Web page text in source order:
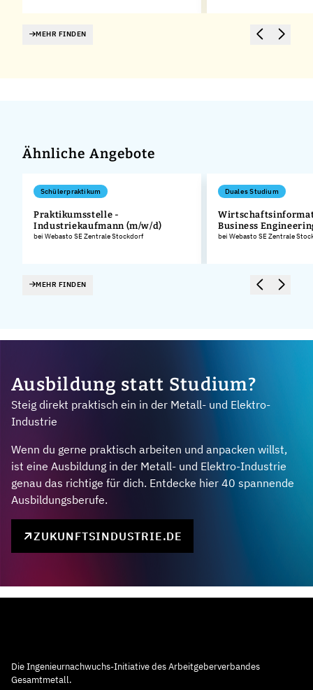
MEHR FINDEN
Ähnliche Angebote
Schülerpraktikum
Praktikumsstelle -
Industriekaufmann (m/w/d)
bei Webasto SE Zentrale Stockdorf
Duales Studium
Business
bei Webasto SE Zentrale
MEHR FINDEN
Ausbildung statt Studium?
Steig direkt praktisch ein in der Metall- und Elektro-
Industrie
Wenn du gerne praktisch arbeiten und anpacken willst,
ist eine Ausbildung in der Metall- und Elektro-Industrie
genau das richtige für dich. Entdecke hier 40 spannende
Ausbildungsberufe.
ZUKUNFTSINDUSTRIE.DE
Die Ingenieurnachwuchs-Initiative des Arbeitgeberverbandes
Gesamtmetall.